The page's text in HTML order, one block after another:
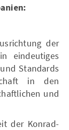
der
eindeutiges
Standards
in den
und
der Konrad-